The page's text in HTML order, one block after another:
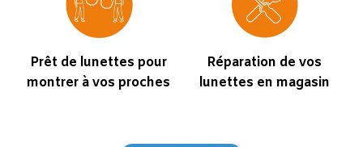
Prêt de lunettes pour
montrer à vos proches
Réparation de vos
lunettes en magasin